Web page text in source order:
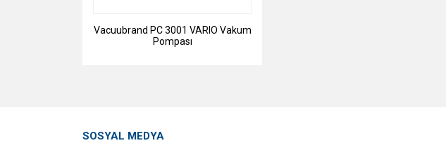
Vacuubrand PC 3001 VARIO Vakum
Pompası
SOSYAL MEDYA